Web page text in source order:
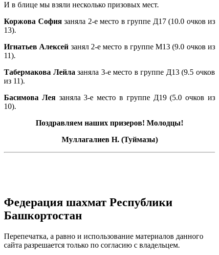
И в блице мы взяли несколько призовых мест.
Коржова Софиязаняла 2-е место в группе Д17 (10.0 очков из
13).
Игнатьев Алексей занял 2-е место в группе М13 (9.0 очков из
11).
Табермакова Лейла заняла 3-е место в группе Д13 (9.5 очков
из 11).
Басимова Леязаняла 3-е место в группе Д19 (5.0 очков из
10).
Поздравляем наших призеров! Молодцы!
Муллагалиев Н. (Туймазы)
Федерация шахмат Республики
Башкортостан
Перепечатка, а равно и использование материалов данного
сайта разрешается только по согласию с владельцем.